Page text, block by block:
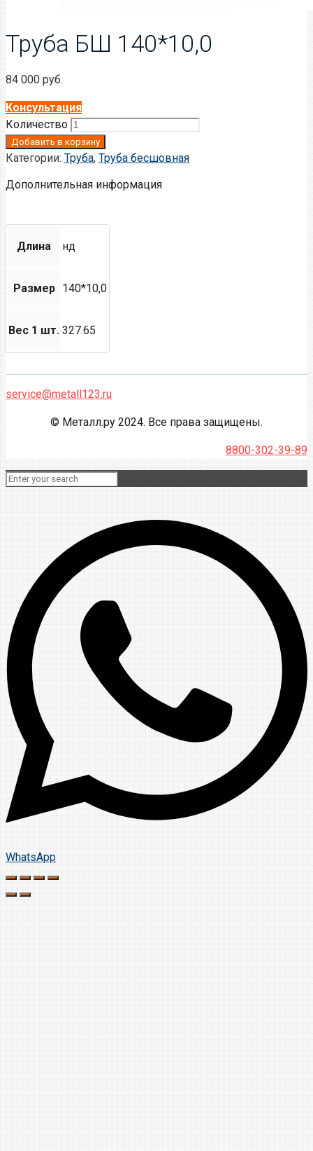
Труба БШ 140*10,0
84 000 руб.
Консультация
Количество
Добавить в корзину
Категории: Труба, Труба бесшовная
Дополнительная информация
Длина нд
Размер 140*10,0
Вес 1 шт. 327.65
service@metall123.ru
© Металл.ру 2024. Все права защищены.
8800-302-39-89
WhatsApp